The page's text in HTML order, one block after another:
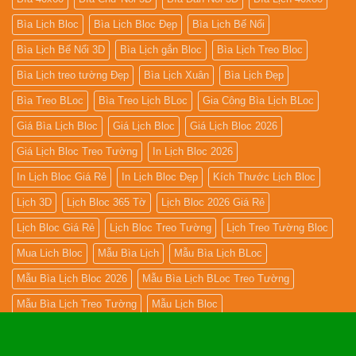
Bìa Lịch Bloc Bìa Lịch Bloc Đẹp Bìa Lịch Bế Nổi
Bìa Lịch Bế Nổi 3D Bìa Lịch gắn Bloc Bìa Lịch Treo Bloc
Bìa Lịch treo tường Đẹp Bìa Lịch Xuân Bìa Lịch Đẹp
Bìa Treo BLoc Bìa Treo Lịch BLoc Gia Công Bìa Lịch BLoc
Giá Bìa Lịch Bloc Giá Lịch Bloc Giá Lịch Bloc 2026
Giá Lịch Bloc Treo Tường In Lịch Bloc 2026
In Lịch Bloc Giá Rẻ In Lịch Bloc Đẹp Kích Thước Lịch Bloc
Lịch 3D Lịch Bloc 365 Tờ Lịch Bloc 2026 Giá Rẻ
Lịch Bloc Giá Rẻ Lịch Bloc Treo Tường Lịch Treo Tường Bloc
Mua Lich Bloc Mẫu Bìa Lịch Mẫu Bìa Lịch BLoc
Mẫu Bìa Lịch Bloc 2026 Mẫu Bìa Lịch BLoc Treo Tường
Mẫu Bìa Lịch Treo Tường Mẫu Lịch Bloc